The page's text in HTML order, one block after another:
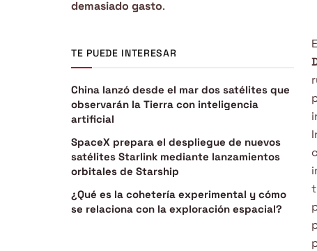
demasiado gasto.
TE PUEDE INTERESAR
China lanzó desde el mar dos satélites que
observarán la Tierra con inteligencia
artificial
SpaceX prepara el despliegue de nuevos
satélites Starlink mediante lanzamientos
orbitales de Starship
¿Qué es la cohetería experimental y cómo
se relaciona con la exploración espacial?